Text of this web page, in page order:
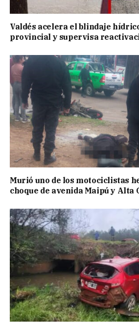
Valdés acelera el blindaje
provincial y supervisa
Murió uno de los motociclistas
choque de avenida Maipú y Alta